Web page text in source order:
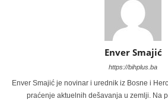
Enver Smajić
https://bihplus.ba
Enver Smajić je novinar i urednik iz Bosne i
praćenje aktuelnih dešavanja u zemlji. Na